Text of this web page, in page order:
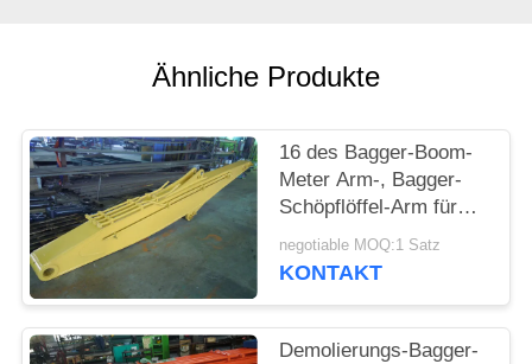
PRIVACY
POLICY
Ähnliche Produkte
16 des Bagger-Boom-
Meter Arm-, Bagger-
Schöpflöffel-Arm für
Bagger Hyundais
R210-9
negotiable MOQ:1 Satz
KONTAKT
Demolierungs-Bagger-